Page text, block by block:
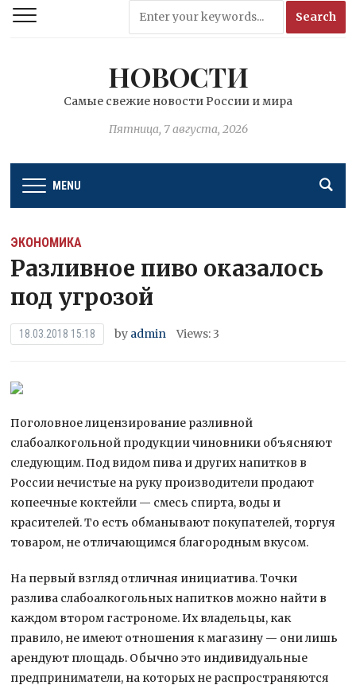
НОВОСТИ
Самые свежие новости России и мира
Пятница, 7 августа, 2026
MENU
ЭКОНОМИКА
Разливное пиво оказалось
под угрозой
18.03.2018 15:18 by admin Views: 3
Поголовное лицензирование разливной
слабоалкогольной продукции чиновники объясняют
следующим. Под видом пива и других напитков в
России нечистые на руку производители продают
копеечные коктейли — смесь спирта, воды и
красителей. То есть обманывают покупателей, торгуя
товаром, не отличающимся благородным вкусом.
На первый взгляд отличная инициатива. Точки
разлива слабоалкогольных напитков можно найти в
каждом втором гастрономе. Их владельцы, как
правило, не имеют отношения к магазину — они лишь
арендуют площадь. Обычно это индивидуальные
предприниматели, на которых не распространяются